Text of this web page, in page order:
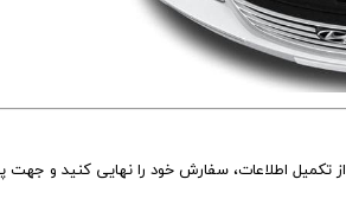
اطلاعات، سفارش خود را نهایی کنید و جهت